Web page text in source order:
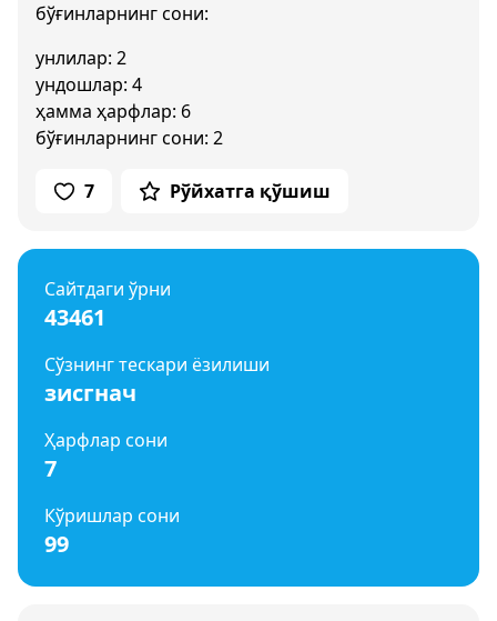
бўғинларнинг сони:
унлилар: 2
ундошлар: 4
ҳамма ҳарфлар: 6
бўғинларнинг сони: 2
7 Рўйхатга қўшиш
Сайтдаги ўрни
43461
Сўзнинг тескари ёзилиши
зисгнач
Ҳарфлар сони
7
Кўришлар сони
99